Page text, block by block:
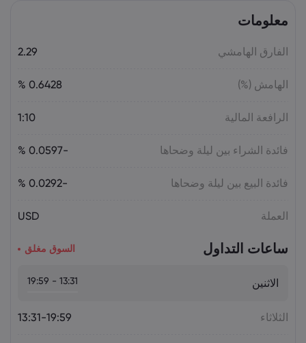
Salma
2026 Aug 05, 16:02
معلومات
الفارق الهامشي 2.29
الهامش (%) 0.6428 %
الرافعة المالية 1:10
فائدة الشراء بين ليلة وضحاها -0.0597 %
فائدة البيع بين ليلة وضحاها -0.0292 %
العملة USD
ساعات التداول السوق مغلق
الاثنين 13:31 - 19:59
الثلاثاء 13:31-19:59